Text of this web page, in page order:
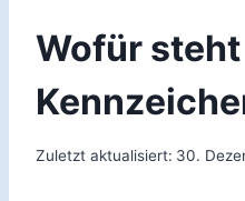
Wofür
Zuletzt aktualisiert: 30.